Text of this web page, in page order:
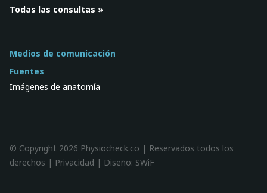
Todas las consultas »
Medios de comunicación
Fuentes
Imágenes de anatomía
© Copyright 2026 Physiocheck.co | Reservados todos los
derechos | Privacidad | Diseño: SWiF